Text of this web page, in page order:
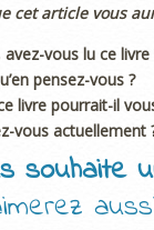
cet article vous
vous lu ce livre
pensez-vous ?
livre pourrait-il
vous actuellement
souhaite